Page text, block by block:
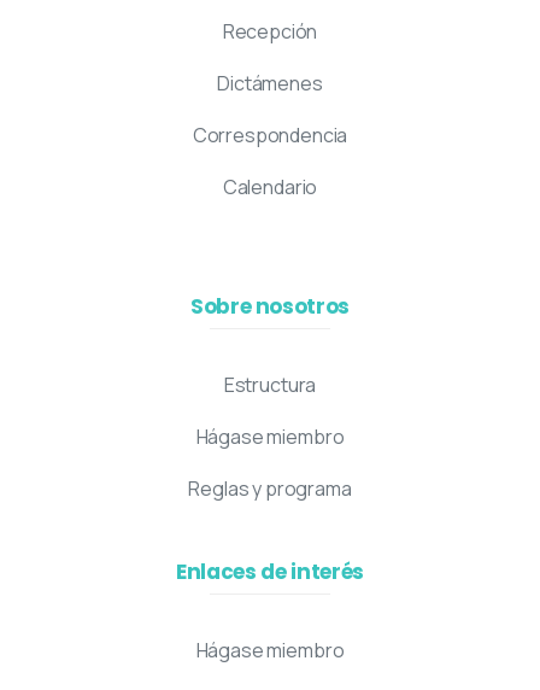
Recepción
Dictámenes
Correspondencia
Calendario
Sobre nosotros
Estructura
Hágase miembro
Reglas y programa
Enlaces de interés
Hágase miembro